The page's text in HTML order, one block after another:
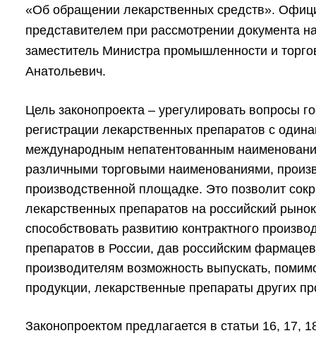
«Об обращении лекарственных средств».
представителем при рассмотрении документа
заместитель Министра промышленности и
Анатольевич.
Цель законопроекта – урегулировать вопросы
регистрации лекарственных препаратов с
международным непатентованным
различными торговыми наименованиями,
производственной площадке. Это позволит
лекарственных препаратов на российский
способствовать развитию контрактного
препаратов в России, дав российским
производителям возможность выпускать,
продукции, лекарственные препараты других
Законопроектом предлагается в статьи 16, 17,